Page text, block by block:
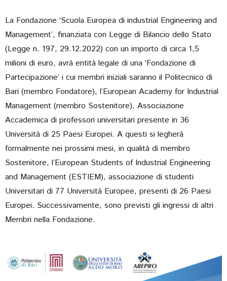
La Fondazione ‘Scuola Europea di industrial Engineering and
Management’, finanziata con Legge di Bilancio dello Stato
(Legge n. 197, 29.12.2022) con un importo di circa 1,5
milioni di euro, avrà entità legale di una ‘Fondazione di
Partecipazione’ i cui membri iniziali saranno il Politecnico di
Bari (membro Fondatore), l’European Academy for Industrial
Management (membro Sostenitore), Associazione
Accademica di professori universitari presente in 36
Università di 25 Paesi Europei. A questi si legherà
formalmente nei prossimi mesi, in qualità di membro
Sostenitore, l’European Students of Industrial Engineering
and Management (ESTIEM), associazione di studenti
Universitari di 77 Università Europee, presenti di 26 Paesi
Europei. Successivamente, sono previsti gli ingressi di altri
Membri nella Fondazione.